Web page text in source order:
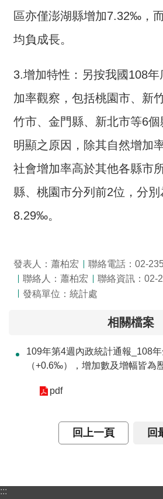
區亦僅澎湖縣增加7.32‰，
均負成長。
3.增加特性：另按我國108
加率觀察，包括桃園市、新
竹市、金門縣、新北市等6
明顯之原因，除其自然增加
社會增加率高於其他各縣市
縣、桃園市分列前2位，分
8.29‰。
發表人：蕭柏宏
聯絡電話：02-
聯絡人：蕭柏宏
聯絡資訊：02-
發稿單位：統計處
相關檔案
109年第4週內政統計通報_108
（+0.6‰），增加數及增幅皆為
pdf
回上一頁 回
:::